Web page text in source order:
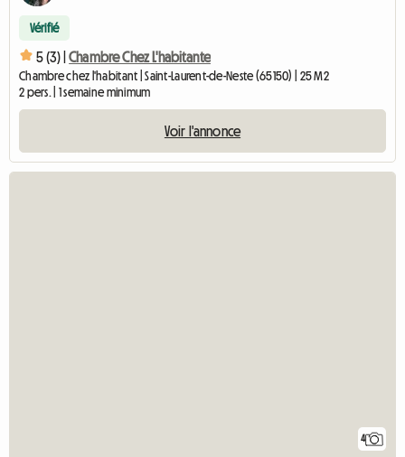
Vérifié
5 (3) | Chambre Chez L'habitante
Chambre chez l'habitant | Saint-Laurent-de-Neste (65150) | 25 M2
2 pers. | 1 semaine minimum
Voir l'annonce
4